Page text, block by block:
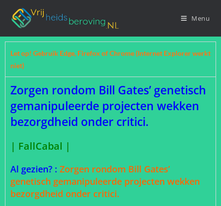
Menu
Let op! Gebruik Edge, Firefox of Chrome (Internet Explorer werkt
niet)
Zorgen rondom Bill Gates’ genetisch
gemanipuleerde projecten wekken
bezorgdheid onder critici.
| FallCabal |
Al gezien? : Zorgen rondom Bill Gates’
genetisch gemanipuleerde projecten wekken
bezorgdheid onder critici.